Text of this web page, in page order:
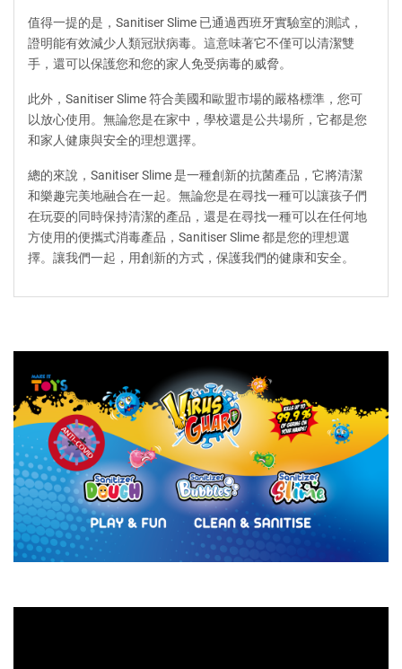
值得一提的是，Sanitiser Slime 已通過西班牙實驗室的測試，
證明能有效減少人類冠狀病毒。這意味著它不僅可以清潔雙
手，還可以保護您和您的家人免受病毒的威脅。
此外，Sanitiser Slime 符合美國和歐盟市場的嚴格標準，您可
以放心使用。無論您是在家中，學校還是公共場所，它都是您
和家人健康與安全的理想選擇。
總的來說，Sanitiser Slime 是一種創新的抗菌產品，它將清潔
和樂趣完美地融合在一起。無論您是在尋找一種可以讓孩子們
在玩耍的同時保持清潔的產品，還是在尋找一種可以在任何地
方使用的便攜式消毒產品，Sanitiser Slime 都是您的理想選
擇。讓我們一起，用創新的方式，保護我們的健康和安全。